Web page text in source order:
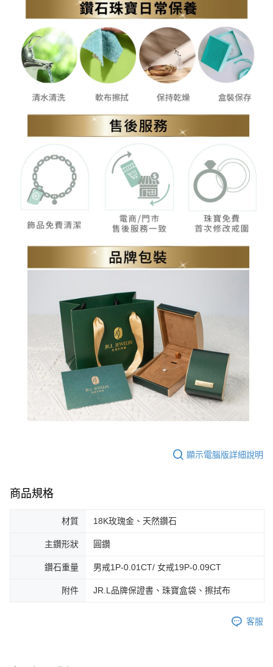
顯示電腦版詳細說明
商品規格
材質 18K玫瑰金、天然鑽石
主鑽形狀 圓鑽
鑽石重量 男戒1P-0.01CT/ 女戒19P-0.09CT
附件 JR.L品牌保證書、珠寶盒袋、擦拭布
客服